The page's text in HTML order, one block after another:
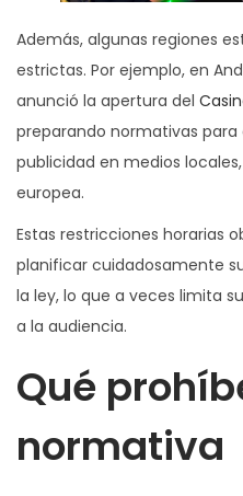
Además, algunas regiones
estrictas. Por ejemplo, en
anunció la apertura del
preparando normativas
publicidad en medios
europea.
Estas restricciones horarias
planificar cuidadosamente
la ley, lo que a veces limita
a la audiencia.
Qué
normativa